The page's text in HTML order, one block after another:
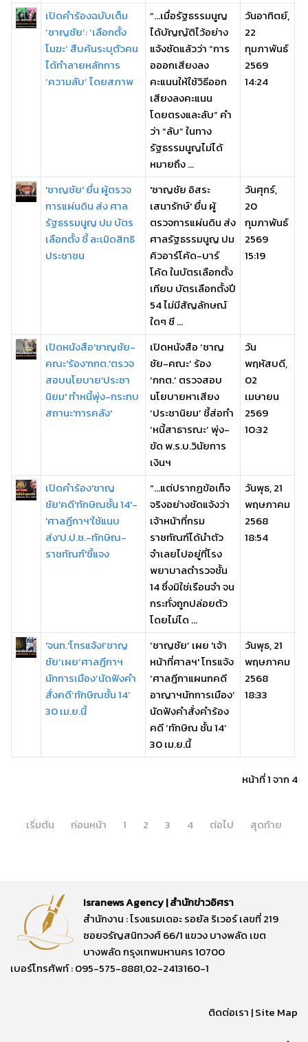
เปิดคำร้องฉบับเต็ม
‘ชาญชัย’: ‘เลือกตั้ง
โมฆะ’ สืบค้นระบุตัวคน
ได้ทำลายหลักการ
‘ความลับ’ โดยสภาพ
“…เมื่อรัฐธรรมนูญ
ได้บัญญัติไว้อย่าง
แจ้งชัดแล้วว่า “การ
อออกเสียงลง
คะแนนให้ใช้วิธีออก
เสียงลงคะแนน
โดยตรงและลับ” คำ
ว่า “ลับ” ในทาง
รัฐธรรมนูญไม่ได้
หมายถึง ...
วันอาทิตย์,
22
กุมภาพันธ์
2569
14:24
'ชาญชัย' ยื่น ผู้ตรวจ
การแผ่นดิน ส่ง ศาล
รัฐธรรมนูญ ปม บัตร
เลือกตั้ง ชี้ ละเมิดสิทธิ
ประชาชน
'ชาญชัย อิสระ
เสนารักษ์' ยื่น ผู้
ตรวจการแผ่นดิน ส่ง
ศาลรัฐธรรมนูญ ปม
คิวอาร์โค้ด-บาร์
โค้ด ในบัตรเลือกตั้ง
เทียบ บัตรเลือกตั้งปี
54 ไม่มีสัญลักษณ์
ใดๆ ชี ...
วันศุกร์,
20
กุมภาพันธ์
2569
15:19
เปิดหนังสือ'ชาญชัย-
คณะ'ร้อง'กกต.'ตรวจ
สอบนโยบาย'ประชา
นิยม' ทำหนี้พุ่ง-กระทบ
สถานะ'การคลัง'
เปิดหนังสือ ‘ชาญ
ชัย-คณะ’ ร้อง
‘กกต.’ ตรวจสอบ
นโยบายหาเสียง
‘ประชานิยม’ ชี้ส่อทำ
‘หนี้สาธารณะ’ พุ่ง-
ขัด พ.ร.บ.วินัยการ
เงินฯ
วัน
พฤหัสบดี,
02
เมษายน
2569
10:32
เปิดคำร้อง'ชาญ
ชัย'คดี'ทักษิณชั้น 14'-
'ศาลฎีกาฯ'ใช้แนบ
ส่ง'ป.ป.ช.-ทักษิณ-
ราชทัณฑ์'ชี้แจง
“…แต่ปรากฏข้อเท็จ
จริงอย่างชัดแจ้งว่า
เจ้าหน้าที่กรม
ราชทัณฑ์ได้นำตัว
จำเลยไปอยู่ที่โรง
พยาบาลตำรวจชั้น
14 ซึ่งมิใช่เรือนจำ จน
กระทั่งถูกปล่อยตัว
โดยไม่ได ...
วันพุธ, 21
พฤษภาคม
2568
18:54
'จนท.'โทรแจ้ง!‘ชาญ
ชัย’เผย‘ศาลฎีกาฯ
นักการเมือง’นัดฟังคำ
สั่งคดี‘ทักษิณชั้น 14’
30 เม.ย.นี้
‘ชาญชัย’ เผย 'เจ้า
หน้าที่ศาลฯ' โทรแจ้ง
‘ศาลฎีกาแผนกคดี
อาญาฯนักการเมือง’
นัดฟังคำสั่งคำร้อง
คดี ‘ทักษิณ ชั้น 14’
30 เม.ย.นี้
วันพุธ, 21
พฤษภาคม
2568
18:33
หน้าที่ 1 จาก 4
เริ่มต้น ก่อนหน้า 1 2 3 4 ต่อไป สุดท้าย
Isranews Agency | สำนักข่าวอิศรา
สำนักงาน : โรงแรมเดอะ รอยัล ริเวอร์ เลขที่ 219
ซอยจรัญสนิทวงศ์ 66/1 แขวง บางพลัด เขต
บางพลัด กรุงเทพมหานคร 10700
เบอร์โทรศัพท์ : 095-575-8881,02-2413160-1
ติดต่อเรา |Site Map